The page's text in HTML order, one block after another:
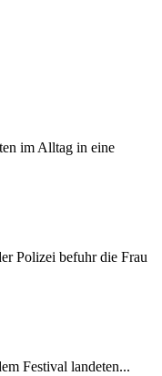
im Alltag in eine
Polizei befuhr die Frau
Festival landeten...